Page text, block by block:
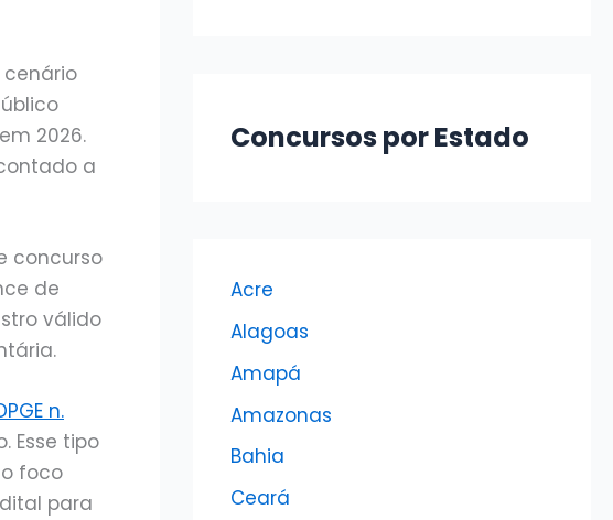
cenário
2026.
a
concurso
de
válido
n.
Esse tipo
foco
para
Concursos por Estado
Acre
Alagoas
Amapá
Amazonas
Bahia
Ceará